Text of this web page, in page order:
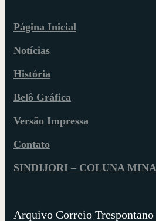
Página Inicial
Notícias
História
Belô Gráfica
Versão Impressa
Contato
SINDIJORI – COLUNA
Arquivo Correio Trespontano